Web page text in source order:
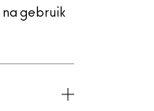
gebruik